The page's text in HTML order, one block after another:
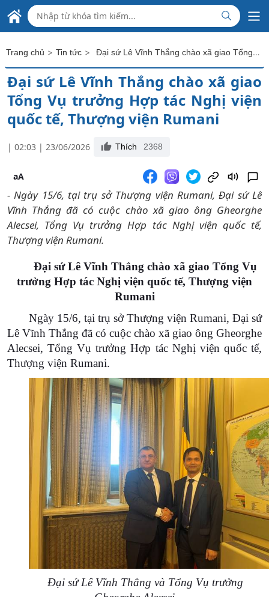
Skip to Main Content
ĐẠI SỨ QUÁN VIỆT NAM
TẠI RUMANI
Trang chủ > Tin tức > Đại sứ Lê Vĩnh Thắng chào xã giao Tổng Vụ trưởng Hợp tác Nghị viện quốc tế, Thượng viện Rumani
Đại sứ Lê Vĩnh Thắng chào xã giao
Tổng Vụ trưởng Hợp tác Nghị viện
quốc tế, Thượng viện Rumani
| 02:03 | 23/06/2026 Thích 2368
aA
- Ngày 15/6, tại trụ sở Thượng viện Rumani, Đại sứ Lê
Vĩnh Thắng đã có cuộc chào xã giao ông Gheorghe
Alecsei, Tổng Vụ trưởng Hợp tác Nghị viện quốc tế,
Thượng viện Rumani.
Đại sứ Lê Vĩnh Thắng chào xã giao Tổng Vụ
trưởng Hợp tác Nghị viện quốc tế, Thượng viện
Rumani
Ngày 15/6, tại trụ sở Thượng viện Rumani, Đại sứ
Lê Vĩnh Thắng đã có cuộc chào xã giao ông Gheorghe
Alecsei, Tổng Vụ trưởng Hợp tác Nghị viện quốc tế,
Thượng viện Rumani.
Đại sứ Lê Vĩnh Thắng và Tổng Vụ trưởng